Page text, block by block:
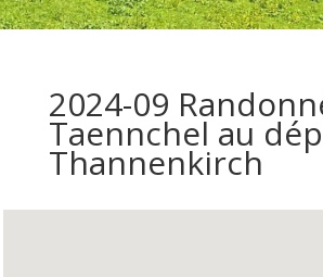
2024-09
Taennchel au
Thannenkirch